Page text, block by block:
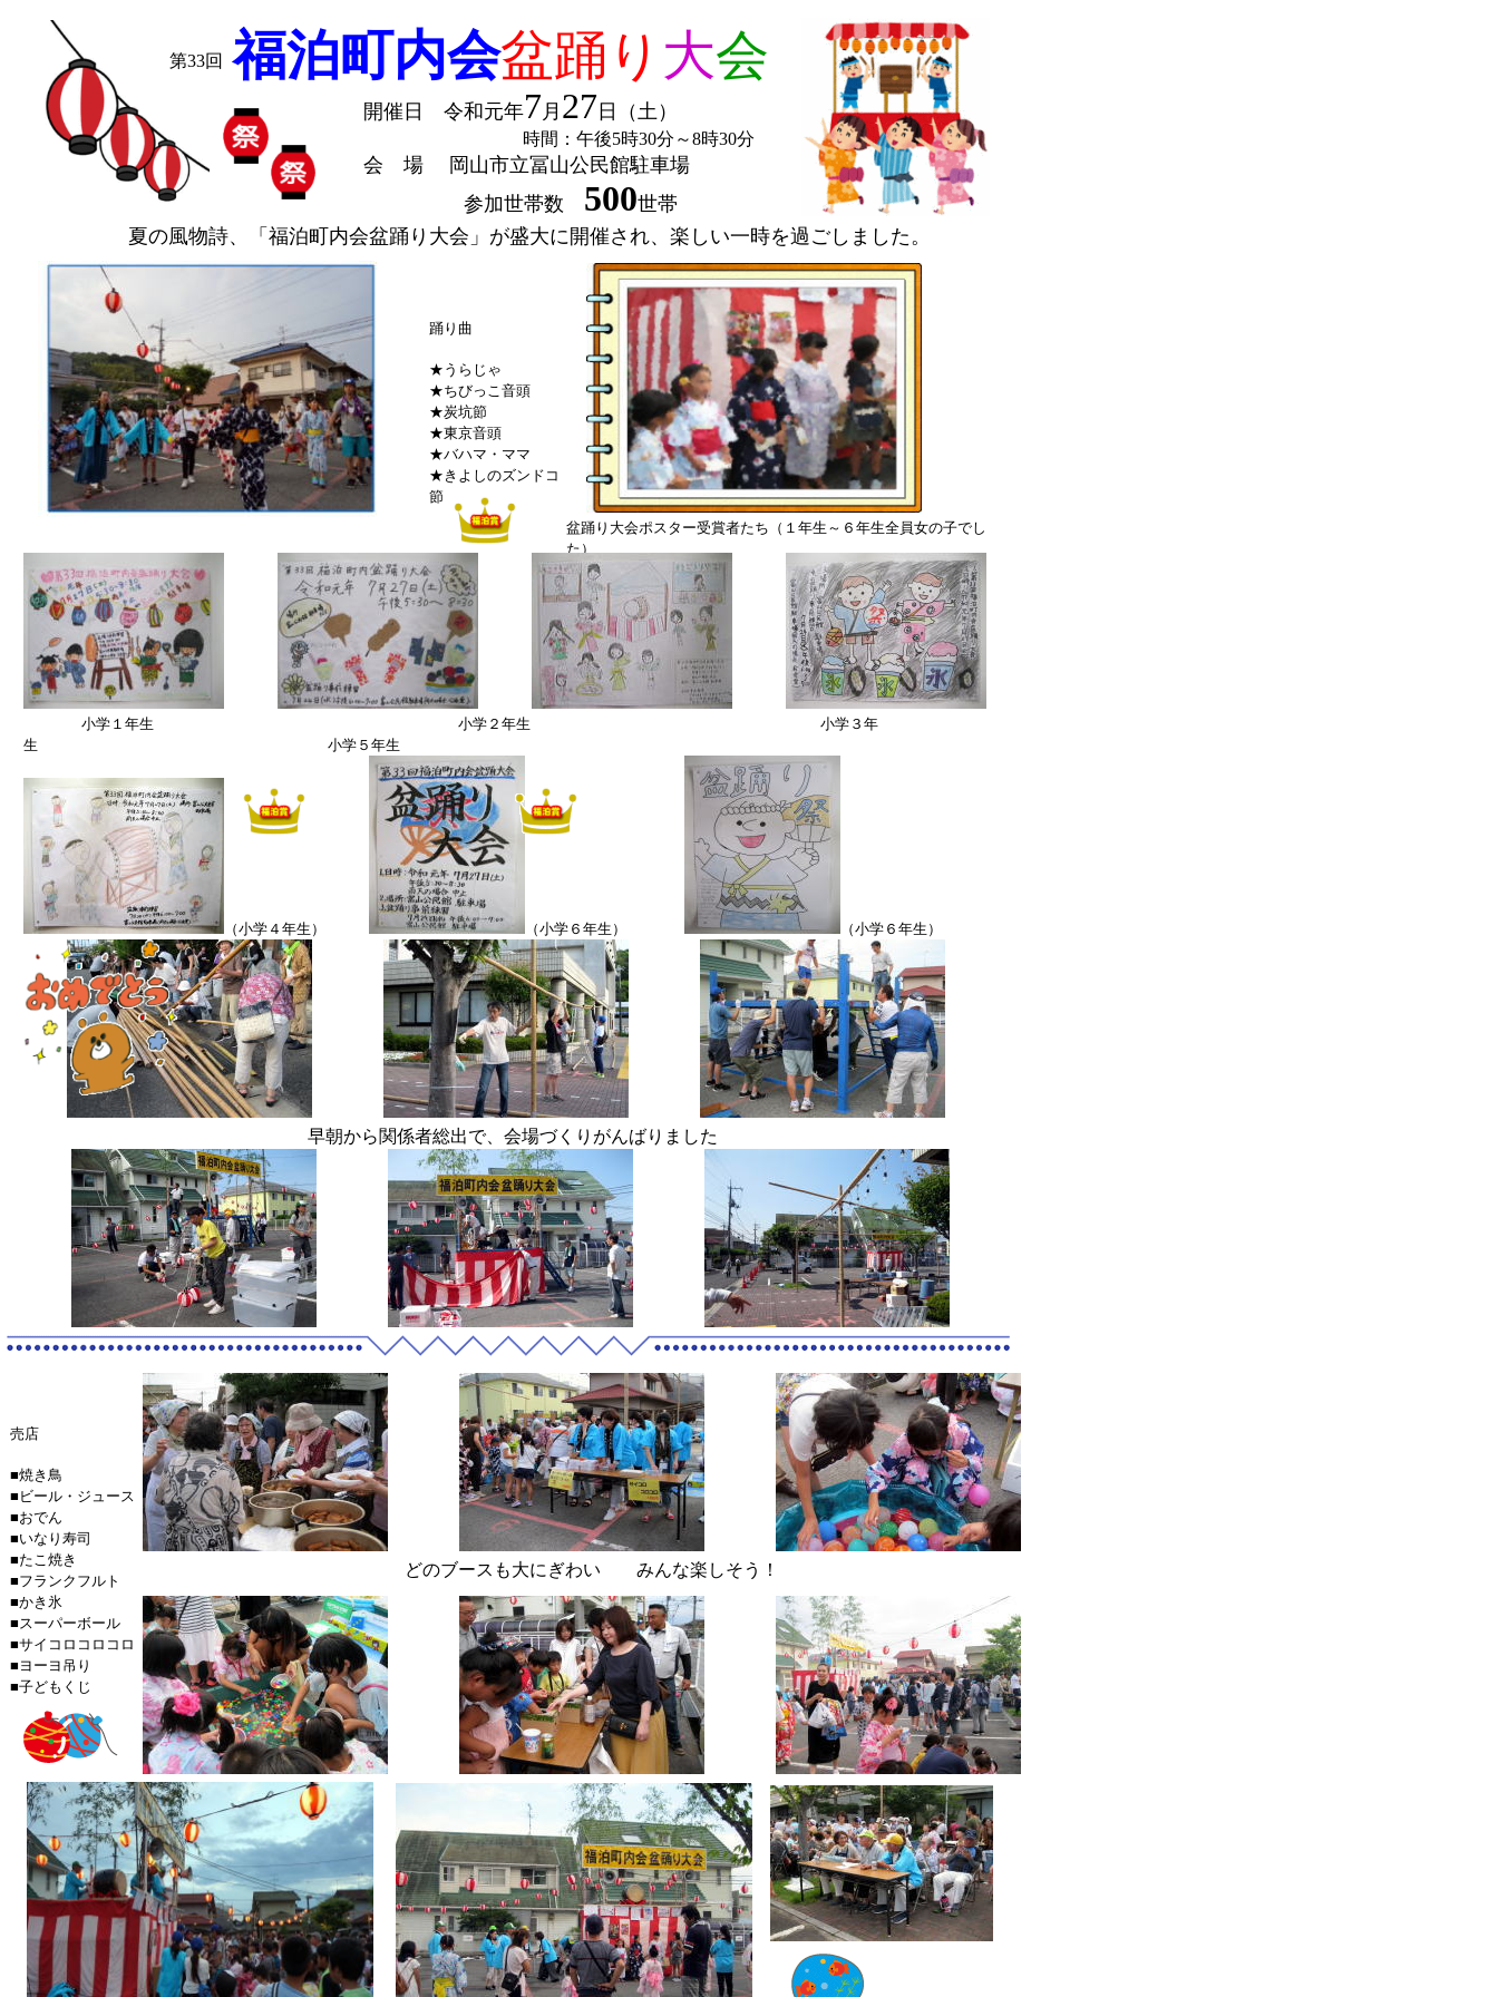
福泊町内会盆踊り 大会
第33回
小学１年生 小学２年生 小学３年
生 小学５年生
（小学４年生） （小学６年生） （小学６年生）
開催日 令和元年7 月 27 日（土）
時間：午後5時30分～8時30分
会 場 岡山市立冨山公民館駐車場
参加世帯数 500世帯
売店
■焼き鳥
■ビール・ジュース
■おでん
■いなり寿司
■たこ焼き
■フランクフルト
■かき氷
■スーパーボール
■サイコロコロコロ
■ヨーヨ吊り
■子どもくじ
盆踊り大会ポスター受賞者たち（１年生～６年生全員女の子でし
た）
踊り曲
★うらじゃ
★ちびっこ音頭
★炭坑節
★東京音頭
★バハマ・ママ
★きよしのズンドコ
節
早朝から関係者総出で、会場づくりがんばりました
夏の風物詩、「福泊町内会盆踊り大会」が盛大に開催され、楽しい一時を過ごしました。
どのブースも大にぎわい みんな楽しそう！